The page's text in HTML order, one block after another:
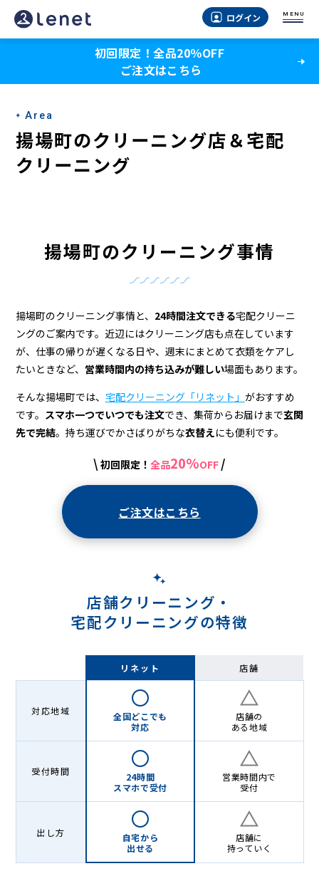
揚
場
の
ク
リ
ー
宅
配
ク
リ
ー
ログイン MENU
初回限定！全品20％OFF
ご注文はこちら
Area
揚場町のクリーニング店＆宅配
クリーニング
揚場町のクリーニング事情
揚場町のクリーニング事情と、 24時間注文できる宅配クリーニ
ングのご案内です。近辺にはクリーニング店も点在しています
が、仕事の帰りが遅くなる日や、週末にまとめて衣類をケアし
たいときなど、 営業時間内の持ち込みが難しい場面もあります。
そんな揚場町では、 宅配クリーニング「リネット」 がおすすめ
です。 スマホ一つでいつでも注文でき、集荷からお届けまで玄関
先で完結。持ち運びでかさばりがちな衣替えにも便利です。
\ 初回限定！ 全品20%OFF /
ご注文はこちら
店舗クリーニング・
宅配クリーニングの特徴
リネット 店舗
対応地域
全国どこでも
対応
店舗の
ある地域
受付時間
24時間
スマホで受付
営業時間内で
受付
出し方
自宅から
出せる
店舗に
持っていく